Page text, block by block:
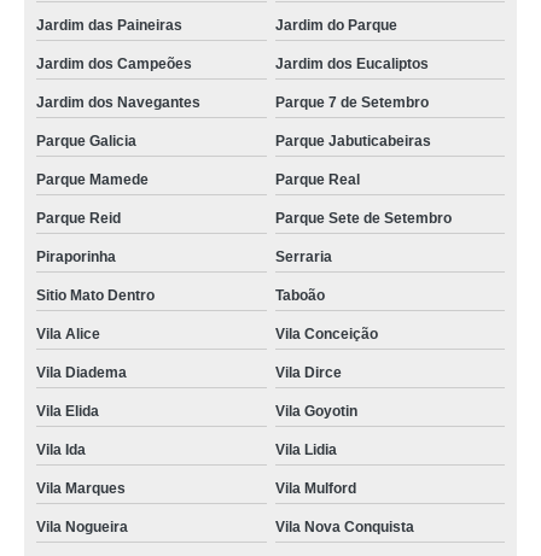
Jardim das Paineiras Jardim do Parque
Jardim dos Campeões Jardim dos Eucaliptos
Jardim dos Navegantes Parque 7 de Setembro
Parque Galicia Parque Jabuticabeiras
Parque Mamede Parque Real
Parque Reid Parque Sete de Setembro
Piraporinha Serraria
Sitio Mato Dentro Taboão
Vila Alice Vila Conceição
Vila Diadema Vila Dirce
Vila Elida Vila Goyotin
Vila Ida Vila Lidia
Vila Marques Vila Mulford
Vila Nogueira Vila Nova Conquista